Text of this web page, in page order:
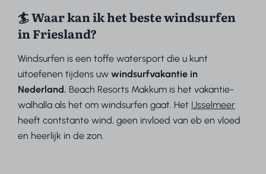
🏄 Waar kan ik het beste windsurfen
in Friesland?
Windsurfen is een toffe watersport die u kunt
uitoefenen tijdens uwwindsurfvakantie in
Nederland. Beach Resorts Makkum is het vakantie-
walhalla als het om windsurfen gaat. Het IJsselmeer
heeft contstante wind, geen invloed van eb en vloed
en heerlijk in de zon.